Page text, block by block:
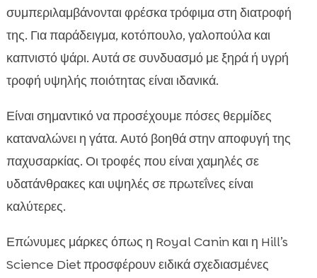
συμπεριλαμβάνονται φρέσκα τρόφιμα στη διατροφή
της. Για παράδειγμα, κοτόπουλο, γαλοπούλα και
καπνιστό ψάρι. Αυτά σε συνδυασμό με ξηρά ή υγρή
τροφή υψηλής ποιότητας είναι ιδανικά.
Είναι σημαντικό να προσέχουμε πόσες θερμίδες
καταναλώνει η γάτα. Αυτό βοηθά στην αποφυγή της
παχυσαρκίας. Οι τροφές που είναι χαμηλές σε
υδατάνθρακες και υψηλές σε πρωτεΐνες είναι
καλύτερες.
Επώνυμες μάρκες όπως η Royal Canin και η Hill’s
Science Diet προσφέρουν ειδικά σχεδιασμένες